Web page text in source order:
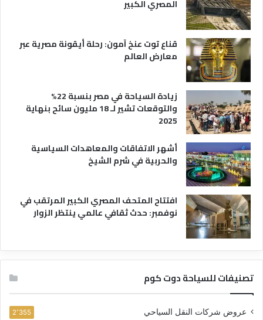
ح
ي
المصري الكبير
قناع توت عنخ آمون: رحلة أيقونة مصرية عبر
معارض العالم
زيادة السياحة في مصر بنسبة 22%
والتوقعات تشير لـ 18 مليون سائح بنهاية
2025
أشهر الاتفاقات والمعاهدات السياسية
والحربية في شرم الشيخ
افتتاح المتحف المصري الكبير المرتقب في
نوفمبر: حدث ثقافي عالمي ينتظر الزوار
تصنيفات للسياحة دوت كوم
عروض شركات النقل السياحي 2٬355